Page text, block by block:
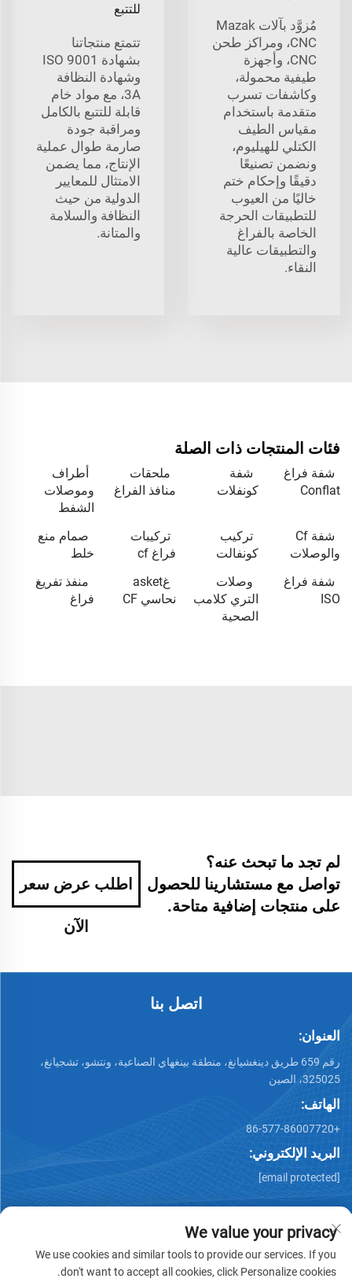
مُزوَّد بآلات Mazak
CNC، ومراكز طحن
CNC، وأجهزة
طيفية محمولة،
وكاشفات تسرب
متقدمة باستخدام
مقياس الطيف
الكتلي للهيليوم،
ونضمن تصنيعًا
دقيقًا وإحكام ختم
خاليًا من العيوب
للتطبيقات الحرجة
الخاصة بالفراغ
والتطبيقات عالية
النقاء.
للتتبع
تتمتع منتجاتنا
بشهادة ISO 9001
وشهادة النظافة
3A، مع مواد خام
قابلة للتتبع بالكامل
ومراقبة جودة
صارمة طوال عملية
الإنتاج، مما يضمن
الامتثال للمعايير
الدولية من حيث
النظافة والسلامة
والمتانة.
فئات المنتجات ذات الصلة
شفة فراغ
Conflat
شفة
كونفلات
ملحقات
منافذ الفراغ
أطراف
وموصلات
الشفط
شفة Cf
والوصلات
تركيب
كونفالت
تركيبات
فراغ cf
صمام منع
خلط
شفة فراغ
ISO
وصلات
التري كلامب
الصحية
غasket
نحاسي CF
منفذ تفريغ
فراغ
لم تجد ما تبحث عنه؟
تواصل مع مستشارينا للحصول
على منتجات إضافية متاحة.
اطلب عرض سعر
الآن
اتصل بنا
العنوان:
رقم 659 طريق دينغشيانغ، منطقة بينغهاي الصناعية، ونتشو، تشجيانغ،
325025، الصين
الهاتف:
+86-577-86007720
البريد الإلكتروني:
[email protected]
We value your privacy
We use cookies and similar tools to provide our services. If you
don't want to accept all cookies, click Personalize cookies.